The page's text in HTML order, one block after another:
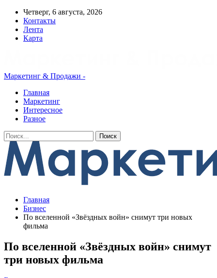
Четверг, 6 августа, 2026
Контакты
Лента
Карта
Маркетинг & Продажи -
Главная
Маркетинг
Интересное
Разное
Главная
Бизнес
По вселенной «Звёздных войн» снимут три новых
фильма
По вселенной «Звёздных войн» снимут
три новых фильма